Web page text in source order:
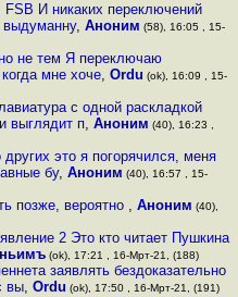
И никаких переключений
, Аноним (58), 16:05 , 15-
не тем Я переключаю
мне хоче, Ordu (ok), 16:09 , 15-
с одной раскладкой
выглядит п,Аноним (40), 16:23 ,
это я погорячился, меня
бу,Аноним (40), 16:57 , 15-
позже, вероятно , Аноним (40),
2 Это кто читает Пушкина
(ok), 17:21 , 16-Мрт-21, (188)
заявлять бездоказательно
вы, Ordu (ok), 17:50 , 16-Мрт-21, (191)